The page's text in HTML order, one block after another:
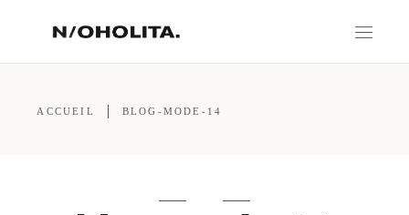
ACCUEIL BLOG-MODE-14